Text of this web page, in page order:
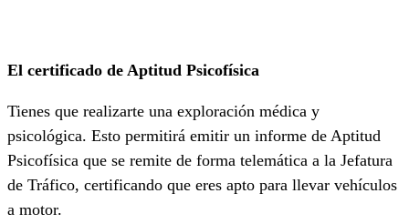
El certificado de Aptitud Psicofísica
Tienes que realizarte una exploración médica y
psicológica. Esto permitirá emitir un informe de Aptitud
Psicofísica que se remite de forma telemática a la Jefatura
de Tráfico, certificando que eres apto para llevar vehículos
a motor.